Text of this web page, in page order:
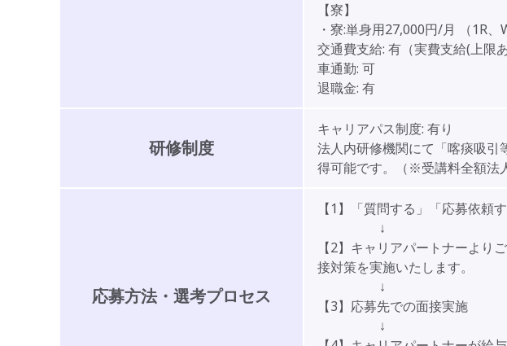
【寮】
・寮:単身用27,000円/月 （1R、
交通費支給: 有（実費支給(上限
車通勤: 可
退職金: 有
研修制度
キャリアパス制度: 有り
法人内研修機関にて「喀痰吸引
得可能です。（※受講料全額法
応募方法・選考プロセス
【1】「質問する」「応募依頼
↓
【2】キャリアパートナーより
接対策を実施いたします。
↓
【3】応募先での面接実施
↓